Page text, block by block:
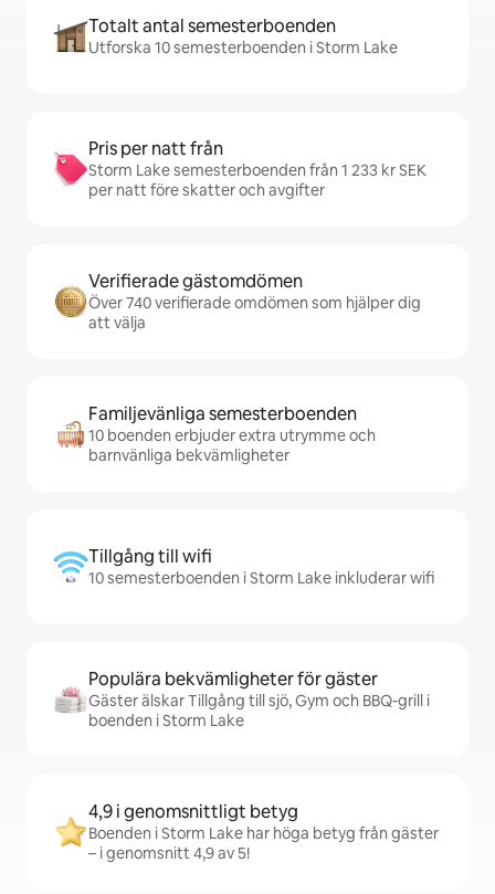
Totalt antal semesterboenden
Utforska 10 semesterboenden i Storm Lake
Pris per natt från
Storm Lake semesterboenden från 1 233 kr SEK
per natt före skatter och avgifter
Verifierade gästomdömen
Över 740 verifierade omdömen som hjälper dig
att välja
Familjevänliga semesterboenden
10 boenden erbjuder extra utrymme och
barnvänliga bekvämligheter
Tillgång till wifi
10 semesterboenden i Storm Lake inkluderar wifi
Populära bekvämligheter för gäster
Gäster älskar Tillgång till sjö, Gym och BBQ-grill i
boenden i Storm Lake
4,9 i genomsnittligt betyg
Boenden i Storm Lake har höga betyg från gäster
– i genomsnitt 4,9 av 5!